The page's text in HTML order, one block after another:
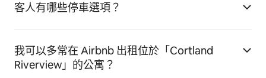
客人有哪些停車選項？
我可以多常在 Airbnb 出租位於「Cortland
Riverview」的公寓？